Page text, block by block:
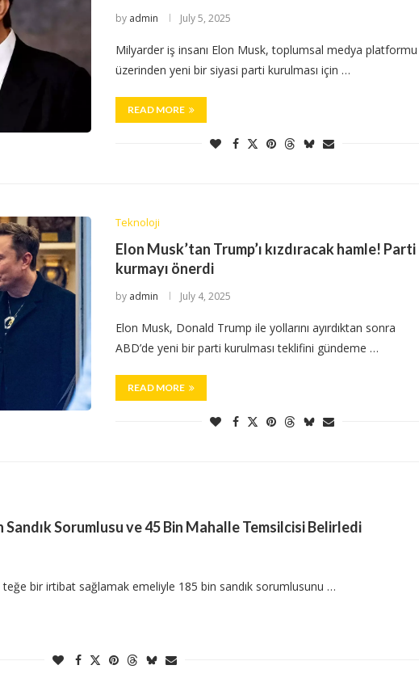
by admin July 5, 2025
Milyarder iş insanı Elon Musk, toplumsal medya platformu
üzerinden yeni bir siyasi parti kurulması için …
READ MORE
Teknoloji
Elon Musk’tan Trump’ı kızdıracak hamle! Parti
kurmayı önerdi
by admin July 4, 2025
Elon Musk, Donald Trump ile yollarını ayırdıktan sonra
ABD’de yeni bir parti kurulması teklifini gündeme …
READ MORE
Sandık Sorumlusu ve 45 Bin Mahalle Temsilcisi Belirledi
bir irtibat sağlamak emeliyle 185 bin sandık sorumlusunu …